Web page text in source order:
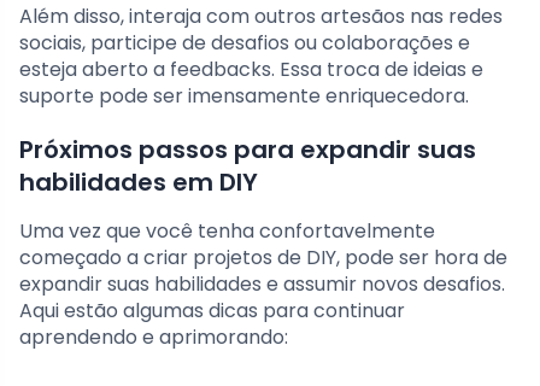
Além disso, interaja com outros artesãos nas redes
sociais, participe de desafios ou colaborações e
esteja aberto a feedbacks. Essa troca de ideias e
suporte pode ser imensamente enriquecedora.
Próximos passos para expandir suas
habilidades em DIY
Uma vez que você tenha confortavelmente
começado a criar projetos de DIY, pode ser hora de
expandir suas habilidades e assumir novos desafios.
Aqui estão algumas dicas para continuar
aprendendo e aprimorando: